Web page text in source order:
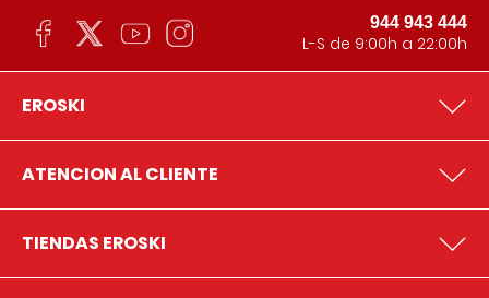
944 943 444
L-S de 9:00h a 22:00h
EROSKI
ATENCION AL CLIENTE
TIENDAS EROSKI